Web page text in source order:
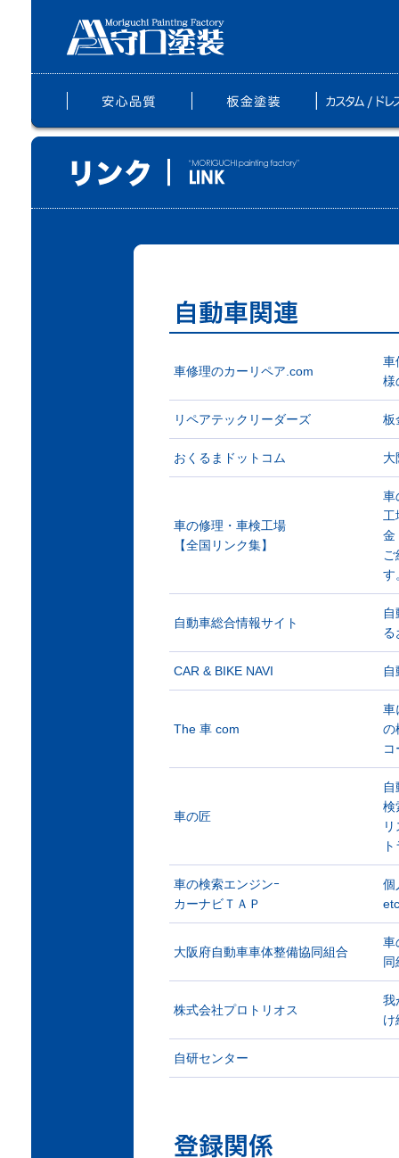
車修理のカーリペア.com
車
様
リペアテックリーダーズ 板
おくるまドットコム 大
車の修理・車検工場
【全国リンク集】
車
工
金
す
自動車総合情報サイト
る
CAR & BIKE NAVI
The 車 com
車
の
車の匠
検
車の検索エンジンｰ
カーナビＴＡＰ
個
大阪府自動車車体整備協同組合
車
同
株式会社プロトリオス
我
け
自研センター